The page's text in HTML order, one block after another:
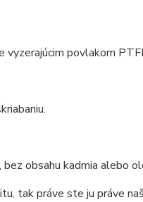
vyzerajúcim povlakom
obsahu kadmia alebo
tak práve ste ju práve